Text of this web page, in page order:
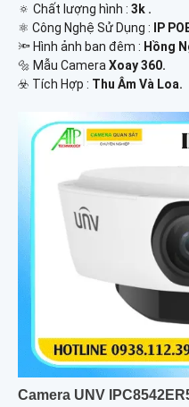
🔅 Chất lượng hình : 3k .
⚛️ Công Nghệ Sử Dụng :
IP
🔦 Hình ảnh ban đêm : Hồng
🔩 Mẫu CameraXoay 360.
️☣️ Tích Hợp : Thu Âm Và Loa.
Camera UNV